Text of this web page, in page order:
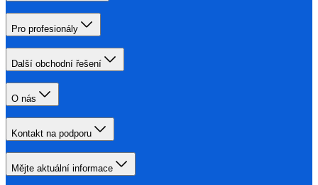
Pro profesionály
Další obchodní řešení
O nás
Kontakt na podporu
Mějte aktuální informace